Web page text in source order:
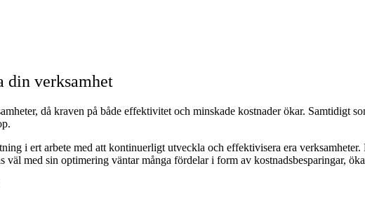
din verksamhet
då kraven på både effektivitet och minskade kostnader ökar. Samtidigt
i ert arbete med att kontinuerligt utveckla och effektivisera era
med sin optimering väntar många fördelar i form av kostnadsbesparingar,